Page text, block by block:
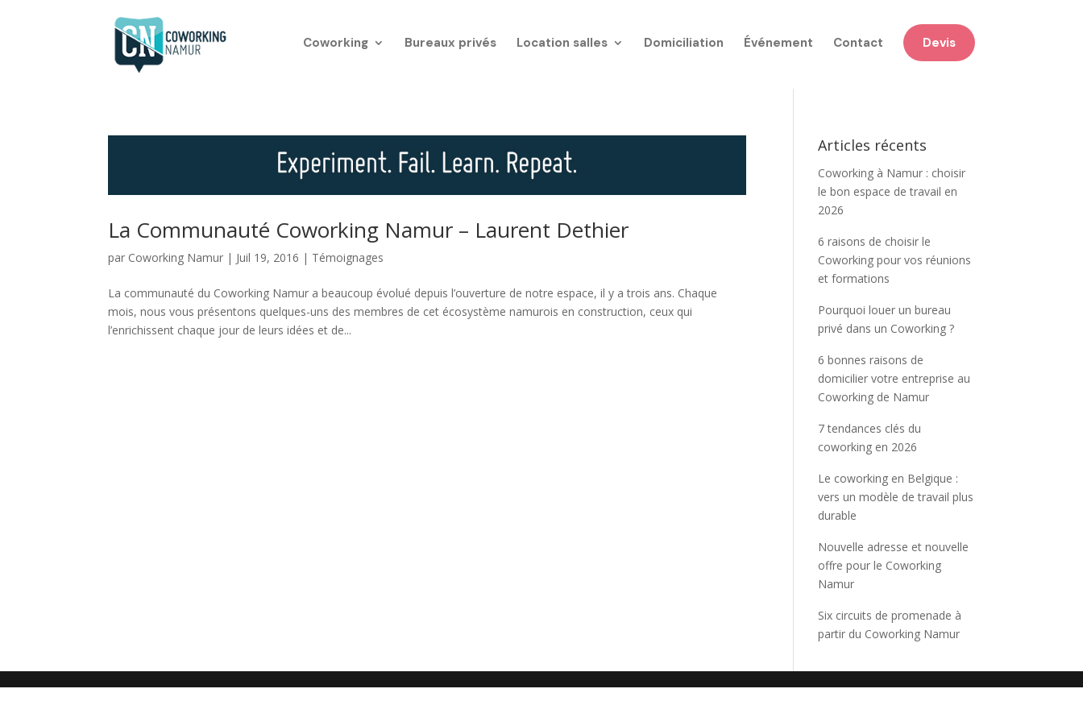
Coworking Bureaux privés Location salles Domiciliation Événement Contact Devis
La Communauté Coworking Namur – Laurent Dethier
par Coworking Namur | Juil 19, 2016 | Témoignages
La communauté du Coworking Namur a beaucoup évolué depuis l’ouverture de notre espace, il y a trois ans. Chaque
mois, nous vous présentons quelques-uns des membres de cet écosystème namurois en construction, ceux qui
l’enrichissent chaque jour de leurs idées et de...
Articles récents
Coworking à Namur : choisir
le bon espace de travail en
2026
6 raisons de choisir le
Coworking pour vos réunions
et formations
Pourquoi louer un bureau
privé dans un Coworking ?
6 bonnes raisons de
domicilier votre entreprise au
Coworking de Namur
7 tendances clés du
coworking en 2026
Le coworking en Belgique :
vers un modèle de travail plus
durable
Nouvelle adresse et nouvelle
offre pour le Coworking
Namur
Six circuits de promenade à
partir du Coworking Namur